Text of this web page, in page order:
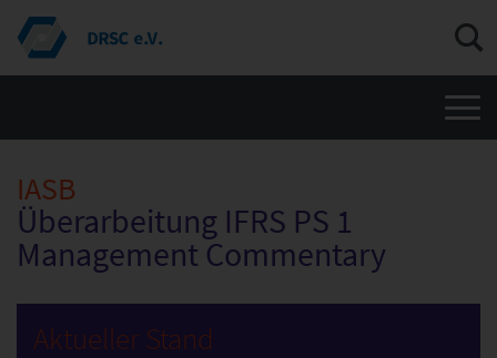
IASB
Überarbeitung IFRS PS 1
Management Commentary
Aktueller Stand